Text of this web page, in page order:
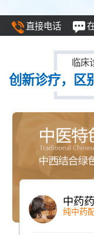
直接电话
临床
创新诊疗，区
中药
纯中药